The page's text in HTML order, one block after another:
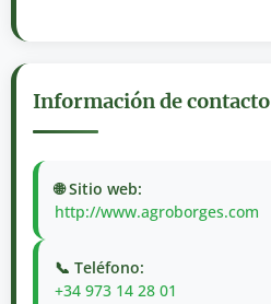
Información de contacto
🌐 Sitio web:
http://www.agroborges.com
📞 Teléfono:
+34 973 14 28 01